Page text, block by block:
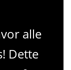
alle
Dette